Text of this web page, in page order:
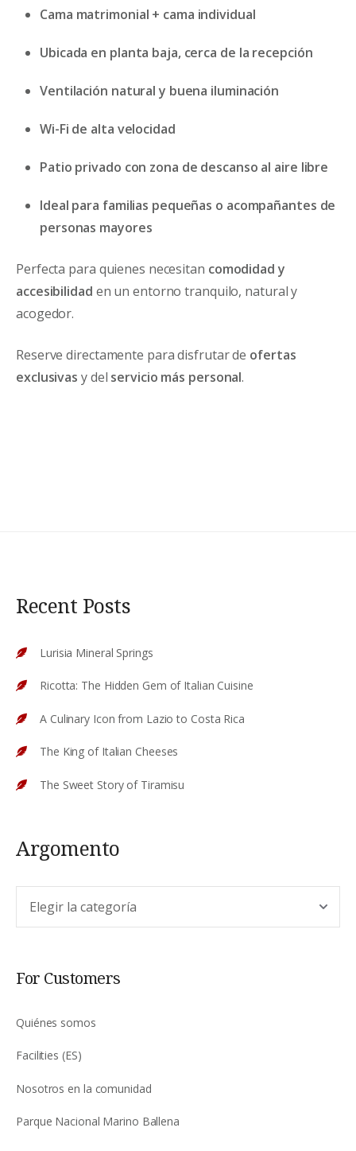
Cama matrimonial + cama individual
Ubicada en planta baja, cerca de la recepción
Ventilación natural y buena iluminación
Wi-Fi de alta velocidad
Patio privado con zona de descanso al aire libre
Ideal para familias pequeñas o acompañantes de
personas mayores
Perfecta para quienes necesitan comodidad y
accesibilidad en un entorno tranquilo, natural y
acogedor.
Reserve directamente para disfrutar de ofertas
exclusivas y del servicio más personal.
Recent Posts
Lurisia Mineral Springs
Ricotta: The Hidden Gem of Italian Cuisine
A Culinary Icon from Lazio to Costa Rica
The King of Italian Cheeses
The Sweet Story of Tiramisu
Argomento
For Customers
Quiénes somos
Facilities (ES)
Nosotros en la comunidad
Parque Nacional Marino Ballena